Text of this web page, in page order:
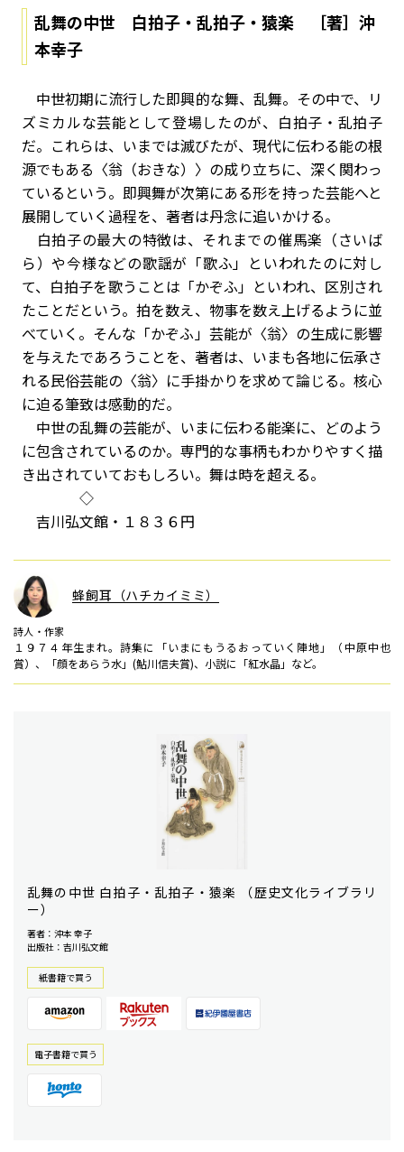
乱舞の中世 白拍子・乱拍子・猿楽 ［著］沖
本幸子
中世初期に流行した即興的な舞、乱舞。その中で、リ
ズミカルな芸能として登場したのが、白拍子・乱拍子
だ。これらは、いまでは滅びたが、現代に伝わる能の根
源でもある〈翁（おきな）〉の成り立ちに、深く関わっ
ているという。即興舞が次第にある形を持った芸能へと
展開していく過程を、著者は丹念に追いかける。
白拍子の最大の特徴は、それまでの催馬楽（さいば
ら）や今様などの歌謡が「歌ふ」といわれたのに対し
て、白拍子を歌うことは「かぞふ」といわれ、区別され
たことだという。拍を数え、物事を数え上げるように並
べていく。そんな「かぞふ」芸能が〈翁〉の生成に影響
を与えたであろうことを、著者は、いまも各地に伝承さ
れる民俗芸能の〈翁〉に手掛かりを求めて論じる。核心
に迫る筆致は感動的だ。
中世の乱舞の芸能が、いまに伝わる能楽に、どのよう
に包含されているのか。専門的な事柄もわかりやすく描
き出されていておもしろい。舞は時を超える。
◇
吉川弘文館・１８３６円
蜂飼耳（ハチカイミミ）
詩人・作家
１９７４年生まれ。詩集に「いまにもうるおっていく陣地」（中原中也
賞）、「顔をあらう水」(鮎川信夫賞)、小説に「紅水晶」など。
乱舞の中世 白拍子・乱拍子・猿楽 （歴史文化ライブラリ
ー）
著者：沖本 幸子
出版社：吉川弘文館
紙書籍で買う
電⼦書籍で買う